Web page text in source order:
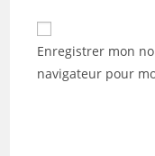
comment
de
votre
(facultatif)
Enregistrer mon
navigateur pour